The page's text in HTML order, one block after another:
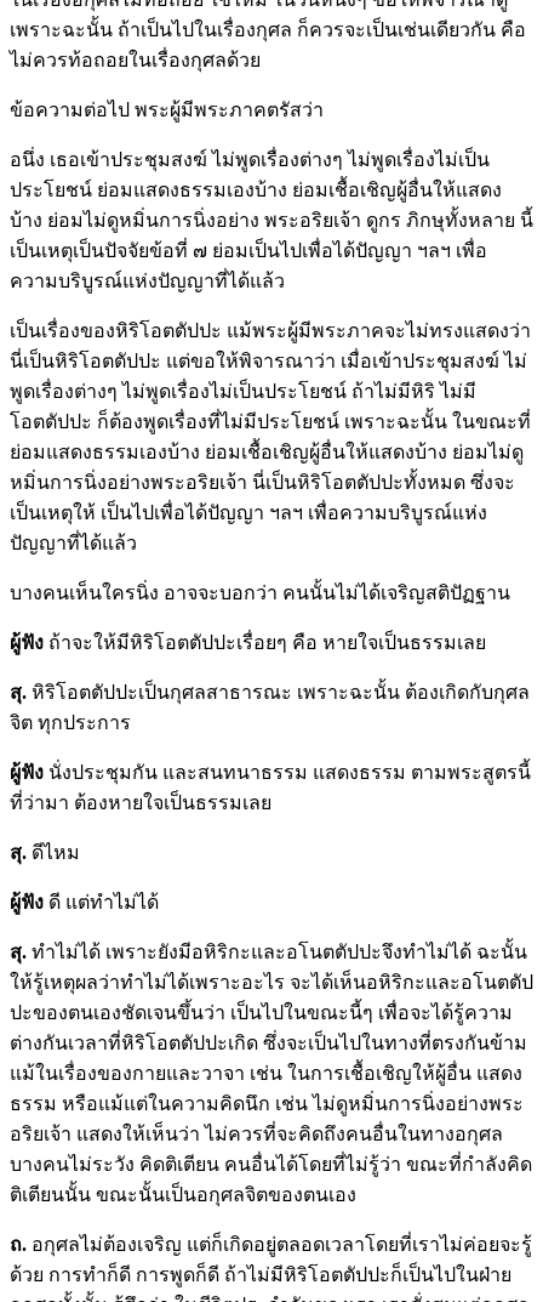
เพราะฉะนั้น ถ้าเป็นไปในเรื่องกุศล ก็ควรจะเป็นเช่นเดียวกัน คือ
ไม่ควรท้อถอยในเรื่องกุศลด้วย
ข้อความต่อไป พระผู้มีพระภาคตรัสว่า
อนึ่ง เธอเข้าประชุมสงฆ์ ไม่พูดเรื่องต่างๆ ไม่พูดเรื่องไม่เป็น
ประโยชน์ ย่อมแสดงธรรมเองบ้าง ย่อมเชื้อเชิญผู้อื่นให้แสดง
บ้าง ย่อมไม่ดูหมิ่นการนิ่งอย่าง พระอริยเจ้า ดูกร ภิกษุทั้งหลาย นี้
เป็นเหตุเป็นปัจจัยข้อที่ ๗ ย่อมเป็นไปเพื่อได้ปัญญา ฯลฯ เพื่อ
ความบริบูรณ์แห่งปัญญาที่ได้แล้ว
เป็นเรื่องของหิริโอตตัปปะ แม้พระผู้มีพระภาคจะไม่ทรงแสดงว่า
นี่เป็นหิริโอตตัปปะ แต่ขอให้พิจารณาว่า เมื่อเข้าประชุมสงฆ์ ไม่
พูดเรื่องต่างๆ ไม่พูดเรื่องไม่เป็นประโยชน์ ถ้าไม่มีหิริ ไม่มี
โอตตัปปะ ก็ต้องพูดเรื่องที่ไม่มีประโยชน์ เพราะฉะนั้น ในขณะที่
ย่อมแสดงธรรมเองบ้าง ย่อมเชื้อเชิญผู้อื่นให้แสดงบ้าง ย่อมไม่ดู
หมิ่นการนิ่งอย่างพระอริยเจ้า นี่เป็นหิริโอตตัปปะทั้งหมด ซึ่งจะ
เป็นเหตุให้ เป็นไปเพื่อได้ปัญญา ฯลฯ เพื่อความบริบูรณ์แห่ง
ปัญญาที่ได้แล้ว
บางคนเห็นใครนิ่ง อาจจะบอกว่า คนนั้นไม่ได้เจริญสติปัฏฐาน
ผู้ฟัง ถ้าจะให้มีหิริโอตตัปปะเรื่อยๆ คือ หายใจเป็นธรรมเลย
สุ. หิริโอตตัปปะเป็นกุศลสาธารณะ เพราะฉะนั้น ต้องเกิดกับกุศล
จิต ทุกประการ
ผู้ฟัง นั่งประชุมกัน และสนทนาธรรม แสดงธรรม ตามพระสูตรนี้
ที่ว่ามา ต้องหายใจเป็นธรรมเลย
สุ. ดีไหม
ผู้ฟัง ดี แต่ทำไม่ได้
สุ. ทำไม่ได้ เพราะยังมีอหิริกะและอโนตตัปปะจึงทำไม่ได้ ฉะนั้น
ให้รู้เหตุผลว่าทำไม่ได้เพราะอะไร จะได้เห็นอหิริกะและอโนตตัป
ปะของตนเองชัดเจนขึ้นว่า เป็นไปในขณะนี้ๆ เพื่อจะได้รู้ความ
ต่างกันเวลาที่หิริโอตตัปปะเกิด ซึ่งจะเป็นไปในทางที่ตรงกันข้าม
แม้ในเรื่องของกายและวาจา เช่น ในการเชื้อเชิญให้ผู้อื่น แสดง
ธรรม หรือแม้แต่ในความคิดนึก เช่น ไม่ดูหมิ่นการนิ่งอย่างพระ
อริยเจ้า แสดงให้เห็นว่า ไม่ควรที่จะคิดถึงคนอื่นในทางอกุศล
บางคนไม่ระวัง คิดติเตียน คนอื่นได้โดยที่ไม่รู้ว่า ขณะที่กำลังคิด
ติเตียนนั้น ขณะนั้นเป็นอกุศลจิตของตนเอง
ถ. อกุศลไม่ต้องเจริญ แต่ก็เกิดอยู่ตลอดเวลาโดยที่เราไม่ค่อยจะรู้
ด้วย การทำก็ดี การพูดก็ดี ถ้าไม่มีหิริโอตตัปปะก็เป็นไปในฝ่าย